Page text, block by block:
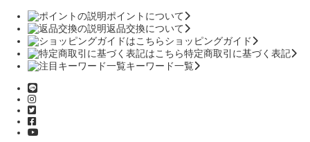
ポイントについて
返品交換について
ショッピングガイド
特定商取引に基づく表記
キーワード一覧